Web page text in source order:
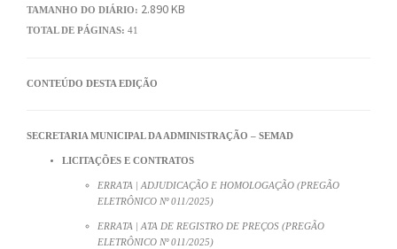
TAMANHO DO DIÁRIO: 2.890 KB
TOTAL DE PÁGINAS: 41
CONTEÚDO DESTA EDIÇÃO
SECRETARIA MUNICIPAL DA ADMINISTRAÇÃO – SEMAD
LICITAÇÕES E CONTRATOS
ERRATA | ADJUDICAÇÃO E HOMOLOGAÇÃO (PREGÃO
ELETRÔNICO Nº 011/2025)
ERRATA | ATA DE REGISTRO DE PREÇOS (PREGÃO
ELETRÔNICO Nº 011/2025)